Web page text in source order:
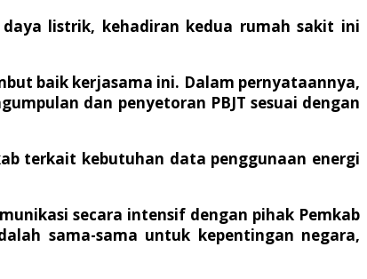
listrik, kehadiran kedua rumah sakit ini
baik kerjasama ini. Dalam pernyataannya,
dan penyetoran PBJT sesuai dengan
terkait kebutuhan data penggunaan energi
secara intensif dengan pihak Pemkab
sama-sama untuk kepentingan negara,